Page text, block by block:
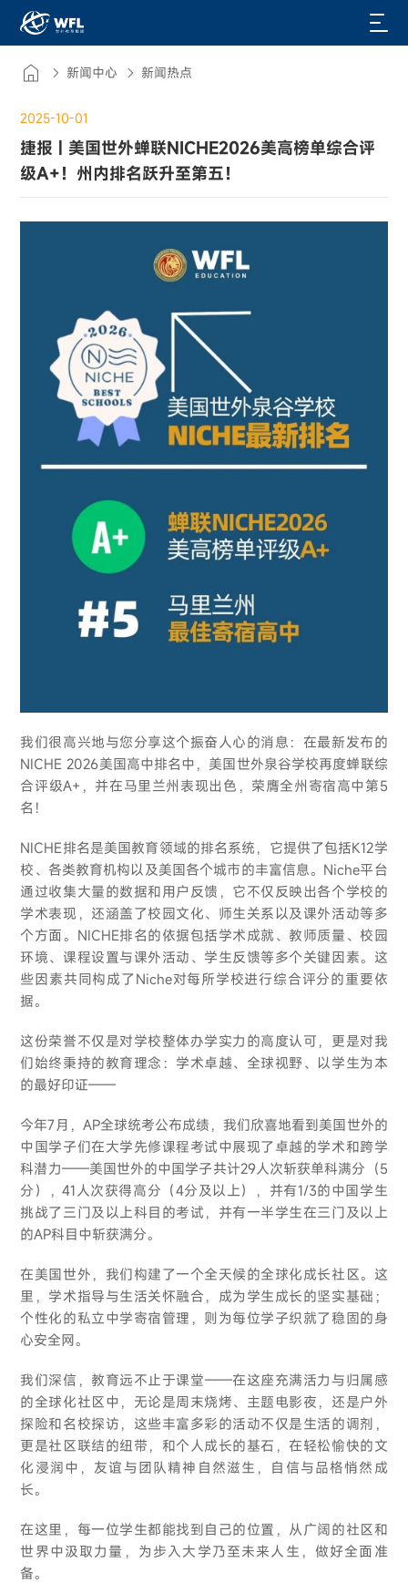
新闻中心 新闻热点
2025-10-01
捷报 | 美国世外蝉联NICHE2026美高榜单综合评
级A+！州内排名跃升至第五！
我们很高兴地与您分享这个振奋人心的消息：在最新发布的
NICHE 2026美国高中排名中，美国世外泉谷学校再度蝉联综
合评级A+，并在马里兰州表现出色，荣膺全州寄宿高中第5
名！
NICHE排名是美国教育领域的排名系统，它提供了包括K12学
校、各类教育机构以及美国各个城市的丰富信息。Niche平台
通过收集大量的数据和用户反馈，它不仅反映出各个学校的
学术表现，还涵盖了校园文化、师生关系以及课外活动等多
个方面。NICHE排名的依据包括学术成就、教师质量、校园
环境、课程设置与课外活动、学生反馈等多个关键因素。这
些因素共同构成了Niche对每所学校进行综合评分的重要依
据。
这份荣誉不仅是对学校整体办学实力的高度认可，更是对我
们始终秉持的教育理念：学术卓越、全球视野、以学生为本
的最好印证——
今年7月，AP全球统考公布成绩，我们欣喜地看到美国世外的
中国学子们在大学先修课程考试中展现了卓越的学术和跨学
科潜力——美国世外的中国学子共计29人次斩获单科满分（5
分），41人次获得高分（4分及以上），并有1/3的中国学生
挑战了三门及以上科目的考试，并有一半学生在三门及以上
的AP科目中斩获满分。
在美国世外，我们构建了一个全天候的全球化成长社区。这
里，学术指导与生活关怀融合，成为学生成长的坚实基础；
个性化的私立中学寄宿管理，则为每位学子织就了稳固的身
心安全网。
我们深信，教育远不止于课堂——在这座充满活力与归属感
的全球化社区中，无论是周末烧烤、主题电影夜，还是户外
探险和名校探访，这些丰富多彩的活动不仅是生活的调剂，
更是社区联结的纽带，和个人成长的基石，在轻松愉快的文
化浸润中，友谊与团队精神自然滋生，自信与品格悄然成
长。
在这里，每一位学生都能找到自己的位置，从广阔的社区和
世界中汲取力量，为步入大学乃至未来人生，做好全面准
备。